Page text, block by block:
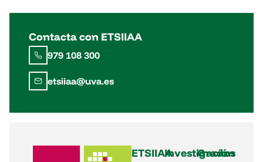
Contacta con ETSIIAA
979 108 300
etsiiaa@uva.es
ETSIIAAInvestigación
Grados